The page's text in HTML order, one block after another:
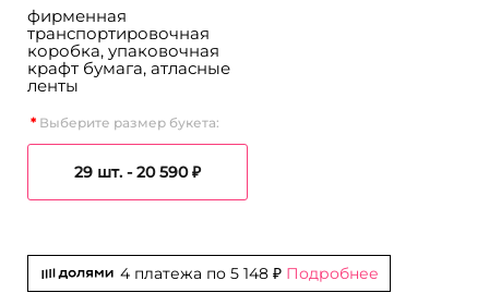
фирменная
транспортировочная
коробка, упаковочная
крафт бумага, атласные
ленты
Выберите размер букета:
29 шт. -20 590 ₽
4 платежа по 5 148 ₽ Подробнее